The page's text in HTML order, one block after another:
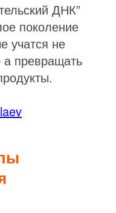
ДНК”
поколение
учатся не
превращать